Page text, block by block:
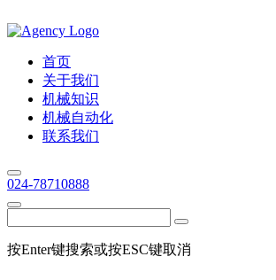
首页
关于我们
机械知识
机械自动化
联系我们
024-78710888
按Enter键搜索或按ESC键取消